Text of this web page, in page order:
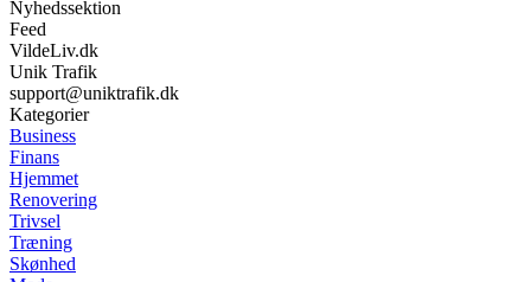
Nyhedssektion
Feed
VildeLiv.dk
Unik Trafik
support@uniktrafik.dk
Kategorier
Business
Finans
Hjemmet
Renovering
Trivsel
Træning
Skønhed